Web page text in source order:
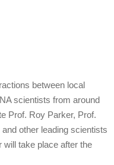
between local
scientists from around
Prof. Roy Parker, Prof.
other leading scientists
will take place after the